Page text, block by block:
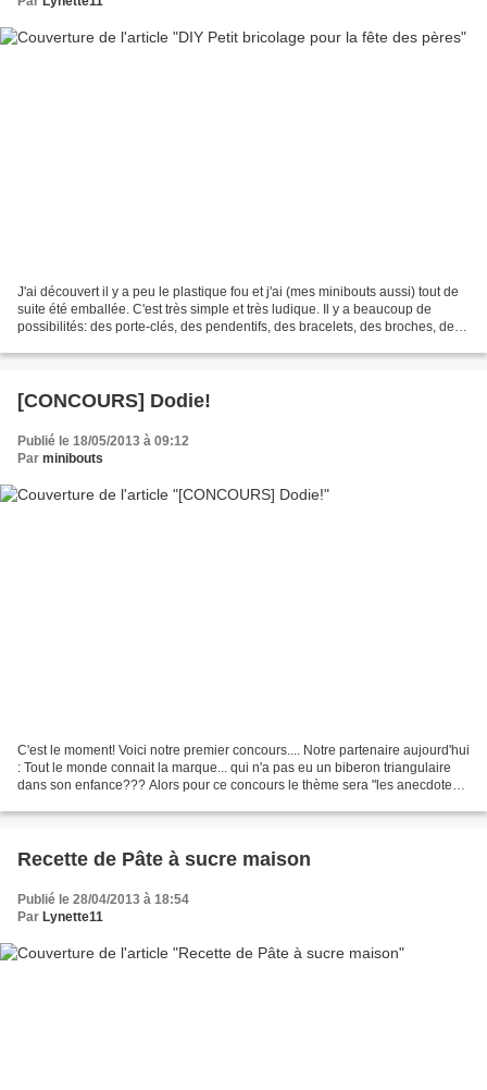
J'ai découvert il y a peu le plastique fou et j'ai (mes minibouts aussi) tout de
suite été emballée. C'est très simple et très ludique. Il y a beaucoup de
possibilités: des porte-clés, des pendentifs, des bracelets, des broches, des
[CONCOURS] Dodie!
Publié le 18/05/2013 à 09:12
Par minibouts
C'est le moment! Voici notre premier concours.... Notre partenaire aujourd'hui
: Tout le monde connait la marque... qui n'a pas eu un biberon triangulaire
dans son enfance??? Alors pour ce concours le thème sera "les anecdotes
Recette de Pâte à sucre maison
Publié le 28/04/2013 à 18:54
Par Lynette11